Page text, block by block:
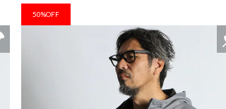
50%OFF